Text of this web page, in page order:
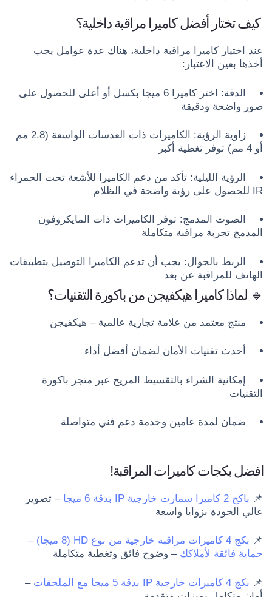
كيف تختار أفضل كاميرا مراقبة داخلية؟
عند اختيار كاميرا مراقبة داخلية، هناك عدة عوامل يجب
أخذها بعين الاعتبار:
الدقة: اختر كاميرا 6 ميجا بكسل أو أعلى للحصول على
صور واضحة ودقيقة
زاوية الرؤية: الكاميرات ذات العدسات الواسعة (2.8 مم
أو 4 مم) توفر تغطية أكبر
الرؤية الليلية: تأكد من دعم الكاميرا للأشعة تحت الحمراء
IR للحصول على رؤية واضحة في الظلام
الصوت المدمج: توفر الكاميرات ذات المايكروفون
المدمج تجربة مراقبة متكاملة
الربط بالجوال: يجب أن تدعم الكاميرا التوصيل بتطبيقات
الهاتف للمراقبة عن بعد
🔹 لماذا كاميرا هيكفيجن من باكورة التقنيات؟
منتج معتمد من علامة تجارية عالمية – هيكفيجن
أحدث تقنيات الأمان لضمان أفضل أداء
إمكانية الشراء بالتقسيط المريح عبر متجر باكورة
التقنيات
ضمان لمدة عامين وخدمة دعم فني متواصلة
افضل بكجات كاميرات المراقبة!
📌 باكج 2 كاميرا سمارت خارجية IP بدقة 6 ميجا
– تصوير
عالي الجودة بزوايا واسعة
📌
بكج 4 كاميرات مراقبة خارجية من نوع HD (8 ميجا) –
حماية فائقة لأملاكك – وضوح فائق وتغطية متكاملة
📌 بكج 4 كاميرات خارجية IP بدقة 5 ميجا مع الملحقات
–